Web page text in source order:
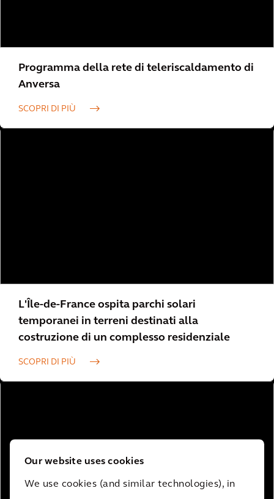
Our website uses cookies
We use cookies (and similar technologies), in
Programma della rete di teleriscaldamento di
Anversa
SCOPRI DI PIÙ
L'Île-de-France ospita parchi solari
temporanei in terreni destinati alla
costruzione di un complesso residenziale
SCOPRI DI PIÙ